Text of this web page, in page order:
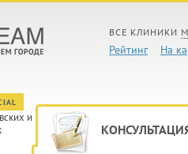
ВСЕ КЛИНИКИ
Рейтинг На
и